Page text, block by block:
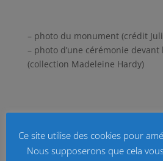
– photo du monument (crédit
– photo d’une cérémonie
(collection Madeleine Hardy)
Ce site utilise des cookies pour
Nous supposerons que cela